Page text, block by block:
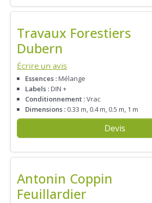
Travaux Forestiers
Dubern
Écrire un avis
Essences :Mélange
Labels :DIN +
Conditionnement :Vrac
Dimensions : 0.33 m, 0.4 m, 0.5 m, 1 m
Devis
Antonin Coppin
Feuillardier